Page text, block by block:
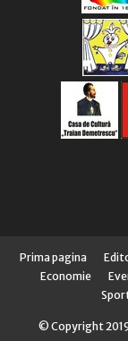
Prima pagina
Economie
© Copyright